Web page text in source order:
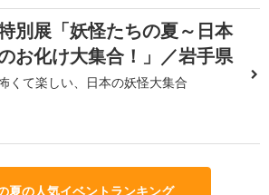
別展「妖怪たちの夏～日本
お化け大集合！」／岩手県
くて楽しい、日本の妖怪大集合
夏の人気イベントランキング